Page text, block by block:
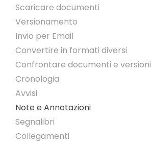
Scaricare documenti
Versionamento
Invio per Email
Convertire in formati diversi
Confrontare documenti e versioni
Cronologia
Avvisi
Note e Annotazioni
Segnalibri
Collegamenti